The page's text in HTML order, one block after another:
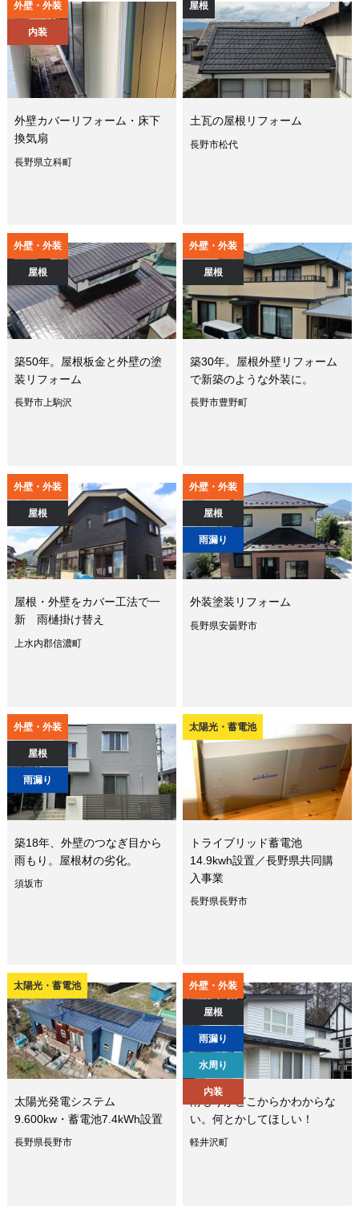
外壁・外装
内装
外壁カバーリフォーム・床下
換気扇
長野県立科町
屋根
土瓦の屋根リフォーム
長野市松代
外壁・外装
屋根
築50年。屋根板金と外壁の塗
装リフォーム
長野市上駒沢
外壁・外装
屋根
築30年。屋根外壁リフォーム
で新築のような外装に。
長野市豊野町
外壁・外装
屋根
屋根・外壁をカバー工法で一
新 雨樋掛け替え
上水内郡信濃町
外壁・外装
屋根
雨漏り
外装塗装リフォーム
長野県安曇野市
外壁・外装
屋根
雨漏り
築18年、外壁のつなぎ目から
雨もり。屋根材の劣化。
須坂市
太陽光・蓄電池
トライブリッド蓄電池
14.9kwh設置／長野県共同購
入事業
長野県長野市
太陽光・蓄電池
太陽光発電システム
9.600kw・蓄電池7.4kWh設置
長野県長野市
外壁・外装
屋根
雨漏り
水周り
内装
雨もりがどこからかわからな
い。何とかしてほしい！
軽井沢町